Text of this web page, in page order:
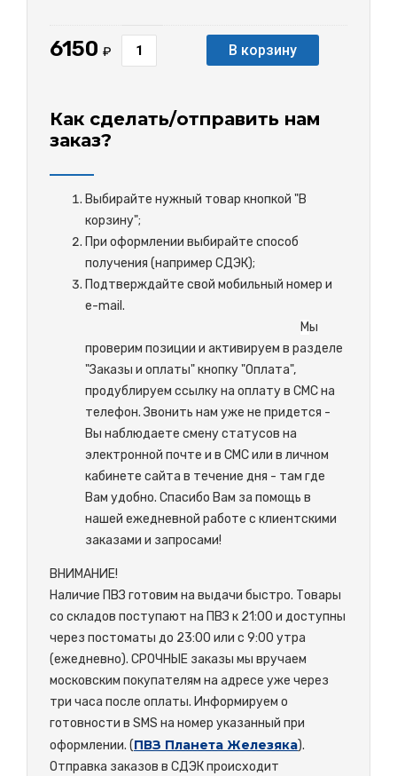
6150 ₽ В корзину
Как сделать/отправить нам
заказ?
Выбирайте нужный товар кнопкой "В
корзину";
При оформлении выбирайте способ
получения (например СДЭК);
Подтверждайте свой мобильный номер и
e-mail.
Мы
проверим позиции и активируем в разделе
"Заказы и оплаты" кнопку "Оплата",
продублируем ссылку на оплату в СМС на
телефон. Звонить нам уже не придется -
Вы наблюдаете смену статусов на
электронной почте и в СМС или в личном
кабинете сайта в течение дня - там где
Вам удобно. Спасибо Вам за помощь в
нашей ежедневной работе с клиентскими
заказами и запросами!
ВНИМАНИЕ!
Наличие ПВЗ готовим на выдачи быстро. Товары
со складов поступают на ПВЗ к 21:00 и доступны
через постоматы до 23:00 или с 9:00 утра
(ежедневно). СРОЧНЫЕ заказы мы вручаем
московским покупателям на адресе уже через
три часа после оплаты. Информируем о
готовности в SMS на номер указанный при
оформлении. (ПВЗ Планета Железяка).
Отправка заказов в СДЭК происходит